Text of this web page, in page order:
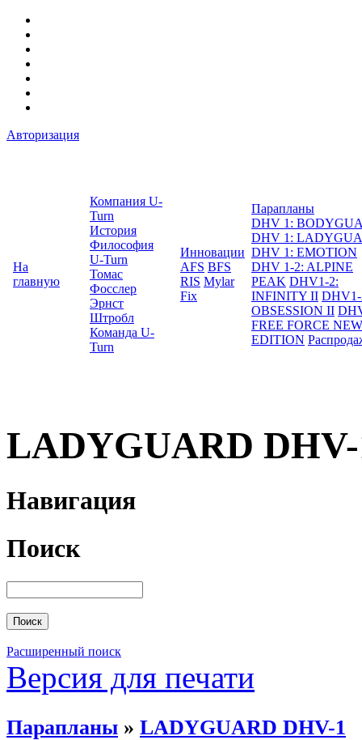
Авторизация
На
главную
Компания U-
Turn
История
Философия
U-Turn
Томас
Фосслер
Эрнст
Штробл
Команда U-
Turn
Инновации
AFS BFS
RIS Mylar
Fix
Парапланы
DHV 1:
DHV 1:
DHV 1: EMOTION
DHV 1-2: ALPINE
PEAK DHV1-2:
INFINITY II
OBSESSION II
FREE FORCE NEW
EDITION
LADYGUARD
Навигация
Поиск
Расширенный поиск
Версия для печати
Парапланы » LADYGUARD DHV-1